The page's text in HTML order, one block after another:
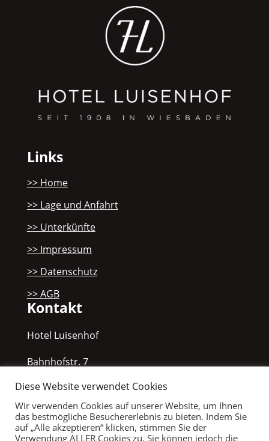
Links
>> Home
>> Lage und Anfahrt
>> Unterkünfte
>> Impressum
>> Datenschutz
>> AGB
Kontakt
Hotel Luisenhof
Bahnhofstr. 7
Tel.: +49 (0) 611 – 397880
Fax: +49 (0) 611 – 377058
Diese Website verwendet Cookies
Wir verwenden Cookies auf unserer Website, um Ihnen
das bestmögliche Besuchererlebnis zu bieten. Indem Sie
auf „Alle akzeptieren“ klicken, stimmen Sie der
Verwendung ALLER Cookies zu. Sie können jedoch die